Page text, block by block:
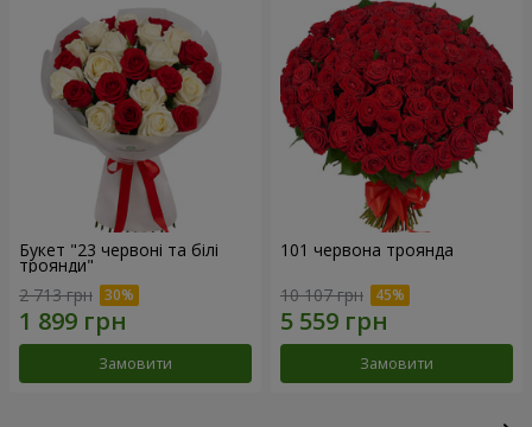
Букет "23 червоні та білі
троянди"
2 713 грн
Замовити
101 червона троянда
10 107 грн
Замовити